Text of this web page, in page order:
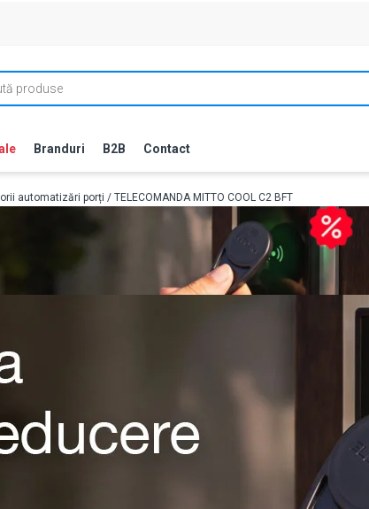
Branduri B2B Contact
automatizări porți / TELECOMANDA MITTO COOL C2 BFT